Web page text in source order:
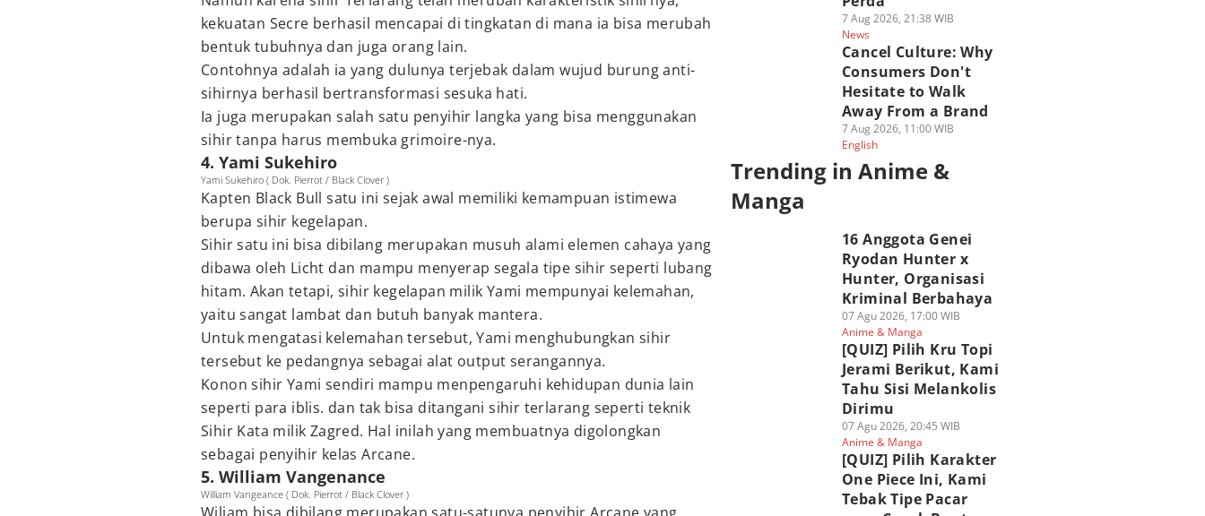
kekuatan Secre berhasil mencapai di tingkatan di mana ia bisa merubah
bentuk tubuhnya dan juga orang lain.
Contohnya adalah ia yang dulunya terjebak dalam wujud burung anti-
sihirnya berhasil bertransformasi sesuka hati.
Ia juga merupakan salah satu penyihir langka yang bisa menggunakan
sihir tanpa harus membuka grimoire-nya.
4. Yami Sukehiro
Yami Sukehiro ( Dok. Pierrot / Black Clover )
Kapten Black Bull satu ini sejak awal memiliki kemampuan istimewa
berupa sihir kegelapan.
Sihir satu ini bisa dibilang merupakan musuh alami elemen cahaya yang
dibawa oleh Licht dan mampu menyerap segala tipe sihir seperti lubang
hitam. Akan tetapi, sihir kegelapan milik Yami mempunyai kelemahan,
yaitu sangat lambat dan butuh banyak mantera.
Untuk mengatasi kelemahan tersebut, Yami menghubungkan sihir
tersebut ke pedangnya sebagai alat output serangannya.
Konon sihir Yami sendiri mampu menpengaruhi kehidupan dunia lain
seperti para iblis. dan tak bisa ditangani sihir terlarang seperti teknik
Sihir Kata milik Zagred. Hal inilah yang membuatnya digolongkan
sebagai penyihir kelas Arcane.
5. William Vangenance
William Vangeance ( Dok. Pierrot / Black Clover )
7 Aug 2026, 21:38 WIB
News
Cancel Culture: Why
Consumers Don't
Hesitate to Walk
Away From a Brand
7 Aug 2026, 11:00 WIB
English
Trending in Anime &
Manga
16 Anggota Genei
Ryodan Hunter x
Hunter, Organisasi
Kriminal Berbahaya
07 Agu 2026, 17:00 WIB
Anime & Manga
[QUIZ] Pilih Kru Topi
Jerami Berikut, Kami
Tahu Sisi Melankolis
Dirimu
07 Agu 2026, 20:45 WIB
Anime & Manga
[QUIZ] Pilih Karakter
One Piece Ini, Kami
Tebak Tipe Pacar